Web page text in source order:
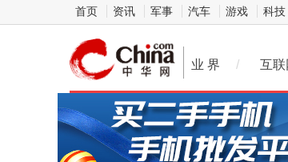
首页 资讯 军事 汽车 游戏 科技
业 界 / 互联